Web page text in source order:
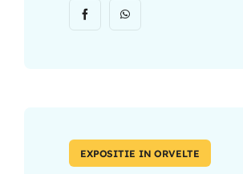
EXPOSITIE IN ORVELTE